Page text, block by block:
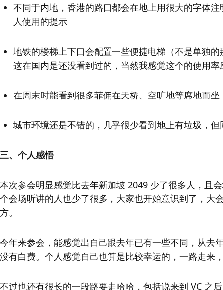
不同于内地，香港的路口都会在地上用很大的字体
人使用的提示
地铁的楼梯上下口会配置一些便捷电梯（不是单独
这在国内是还没看到过的，当然我感觉这个的使用率
在周末时能看到很多菲佣在天桥、空旷地等席地而坐
城市环境还是不错的，几乎很少看到地上有垃圾，
三、 个人感悟
本次参会明显感觉比去年新加坡 2049 少了很多人，且
个会场听讲的人也少了很多，大家也开始意识到了，大
方。
今年来参会，能感觉出自己跟去年已有一些不同，从去
没有白费。个人感觉自己也算是比较幸运的，一路走来
不过也还有很长的一段路要走哈哈，包括说来到 VC 之